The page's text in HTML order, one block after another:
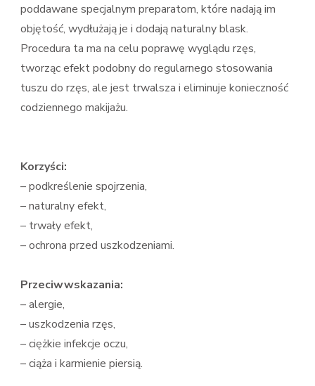
poddawane specjalnym preparatom, które nadają im
objętość, wydłużają je i dodają naturalny blask.
Procedura ta ma na celu poprawę wyglądu rzęs,
tworząc efekt podobny do regularnego stosowania
tuszu do rzęs, ale jest trwalsza i eliminuje konieczność
codziennego makijażu.
Korzyści:
– podkreślenie spojrzenia,
– naturalny efekt,
– trwały efekt,
– ochrona przed uszkodzeniami.
Przeciwwskazania:
– alergie,
– uszkodzenia rzęs,
– ciężkie infekcje oczu,
– ciąża i karmienie piersią.